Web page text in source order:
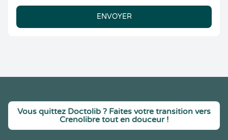
ENVOYER
Vous quittez Doctolib ? Faites votre transition vers
Crenolibre tout en douceur !